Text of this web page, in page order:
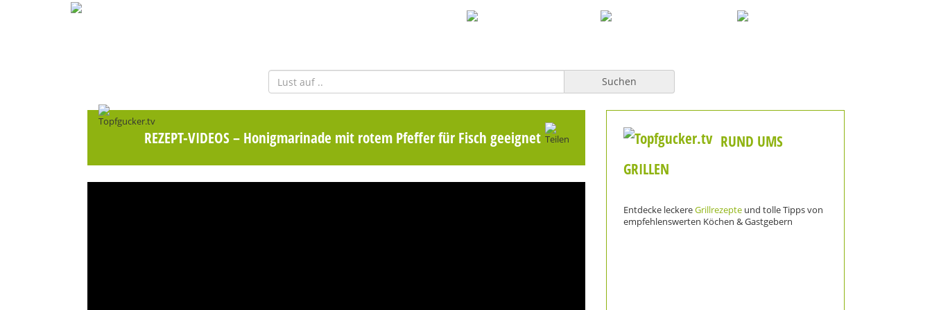
Suchen
REZEPT-VIDEOS– Honigmarinade mit rotem Pfeffer für Fisch geeignet
RUND UMS
GRILLEN
Entdecke leckereGrillrezepte und tolle Tipps von
empfehlenswerten Köchen & Gastgebern